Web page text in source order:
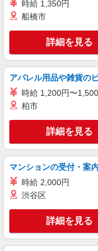
時給 1,350円
船橋市
詳細を見る
アパレル用品や雑貨の
時給 1,200円〜
柏市
詳細を見る
マンションの受付・案
時給 2,000円
渋谷区
詳細を見る